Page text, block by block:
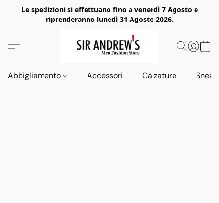
Le spedizioni si effettuano fino a venerdì 7 Agosto e
riprenderanno lunedì 31 Agosto 2026.
Abbigliamento Accessori Calzature